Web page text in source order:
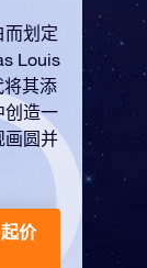
而划定
Louis
其添
创造一
画圆并
起价